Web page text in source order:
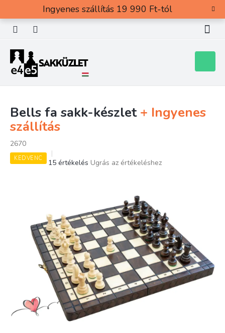
tartalomhoz
Ingyenes szállítás 19 990 Ft-tól
Bells fa sakk-készlet + Ingyenes
szállítás
2670
KEDVENC
A
5,0
csillag.
15 értékelés Ugrás az értékeléshez